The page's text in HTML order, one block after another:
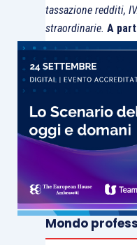
tassazione redditi,
straordinarie. A
Mondo